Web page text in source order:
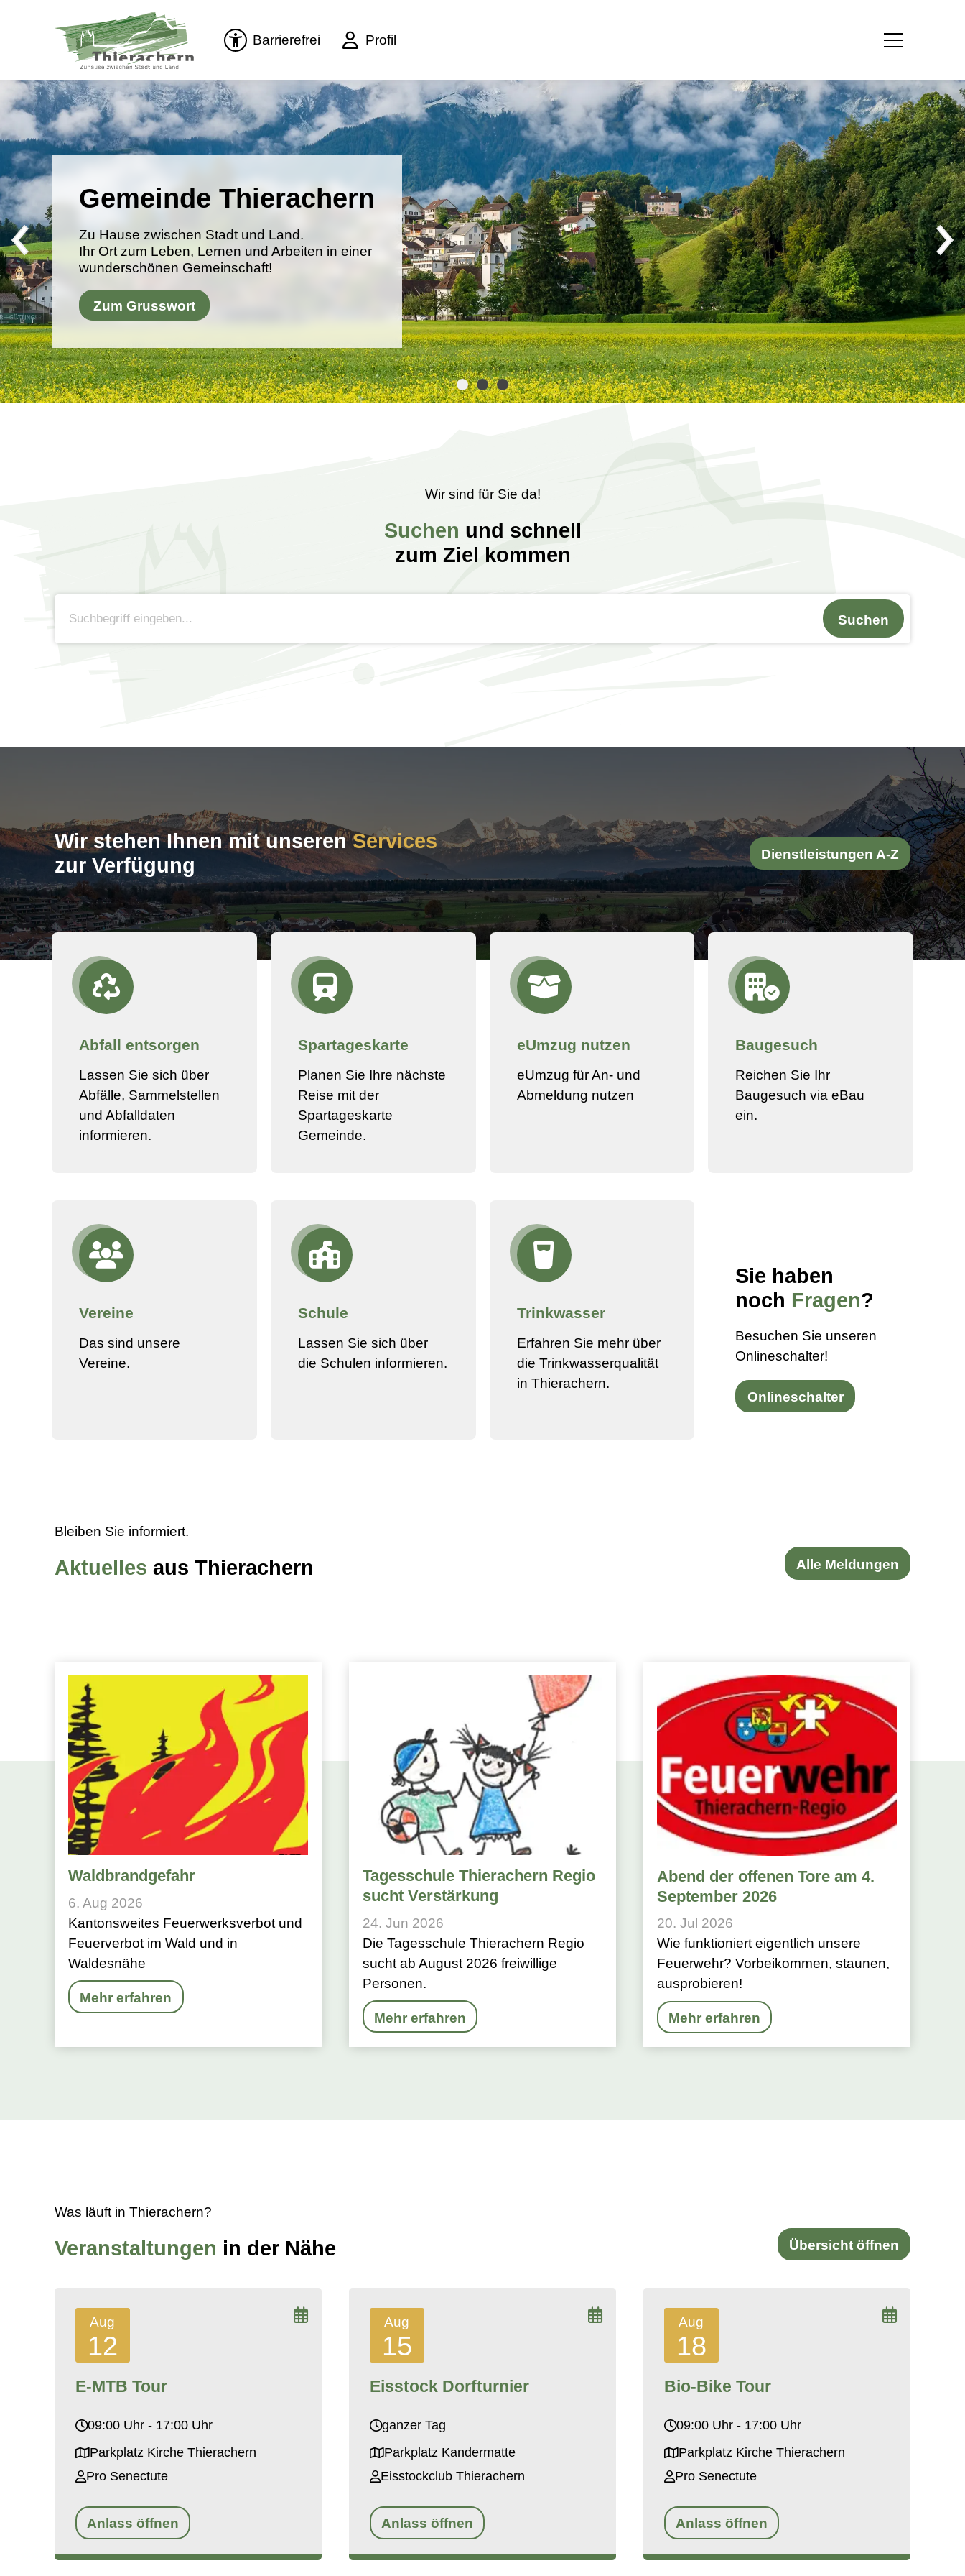
Profil
Gemeinde Thierachern
Zu Hause zwischen Stadt und Land.
Ihr Ort zum Leben, Lernen und Arbeiten in einer
wunderschönen Gemeinschaft!
Zum Grusswort
Wir sind für Sie da!
Suchen und schnell
zum Ziel kommen
Suchen
Wir stehen Ihnen mit­ unserenServices­
zur Verfügung
Dienstleistungen A-Z
Abfall entsorgen
Lassen Sie sich über
Abfälle, Sammelstellen
und Abfalldaten
informieren.
Spartageskarte
Planen Sie Ihre nächste
Reise mit der
Spartageskarte
Gemeinde.
eUmzug nutzen
eUmzug für An- und
Abmeldung nutzen
Baugesuch
Reichen Sie Ihr
Baugesuch via eBau
ein.
Vereine
Das sind unsere
Vereine.
Schule
Lassen Sie sich über
die Schulen informieren.
Trinkwasser
Erfahren Sie mehr über
die Trinkwasserqualität
in Thierachern.
Sie haben
noch Fragen?
Besuchen Sie unseren
Onlineschalter!
Onlineschalter
Bleiben Sie informiert.
Aktuelles aus Thierachern Alle Meldungen
Waldbrandgefahr
6. Aug 2026
Kantonsweites Feuerwerksverbot und
Feuerverbot im Wald und in
Waldesnähe
Mehr erfahren
Tagesschule Thierachern Regio
sucht Verstärkung
24. Jun 2026
Die Tagesschule Thierachern Regio
sucht ab August 2026 freiwillige
Personen.
Mehr erfahren
Abend der offenen Tore am 4.
September 2026
20. Jul 2026
Wie funktioniert eigentlich unsere
Feuerwehr? Vorbeikommen, staunen,
ausprobieren!
Mehr erfahren
Was läuft in Thierachern?
Veranstaltungen in der Nähe Übersicht öffnen
Aug
12
E-MTB Tour
09:00 Uhr - 17:00 Uhr
Parkplatz Kirche Thierachern
Pro Senectute
Anlass öffnen
Aug
15
Eisstock Dorfturnier
ganzer Tag
Parkplatz Kandermatte
Eisstockclub Thierachern
Anlass öffnen
Aug
18
Bio-Bike Tour
09:00 Uhr - 17:00 Uhr
Parkplatz Kirche Thierachern
Pro Senectute
Anlass öffnen